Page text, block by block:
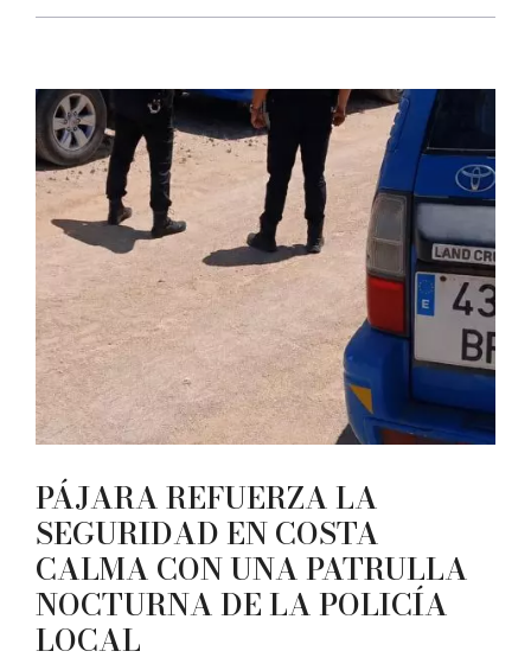
PÁJARA REFUERZA LA
SEGURIDAD EN COSTA
CALMA CON UNA PATRULLA
NOCTURNA DE LA POLICÍA
LOCAL